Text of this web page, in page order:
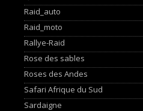
Raid_auto
Raid_moto
Rallye-Raid
Rose des sables
Roses des Andes
Safari Afrique du Sud
Sardaigne